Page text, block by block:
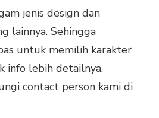
jenis design dan
lainnya. Sehingga
untuk memilih karakter
info lebih detailnya,
contact person kami di